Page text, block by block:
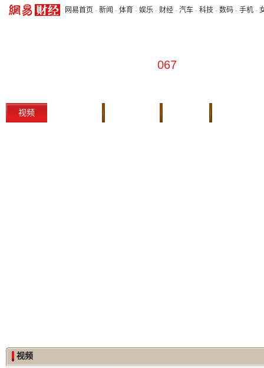
网易首页 - 新闻 - 体育 - 娱乐 - 财经 - 汽车 - 科技 - 数码 - 手机 -
067
视频
视频